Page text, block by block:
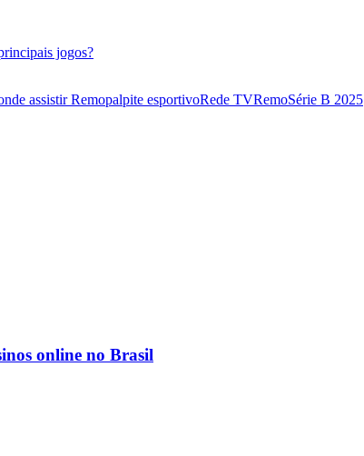
jogos?
assistir Remopalpite esportivoRede TVRemoSérie B 2025
online no Brasil